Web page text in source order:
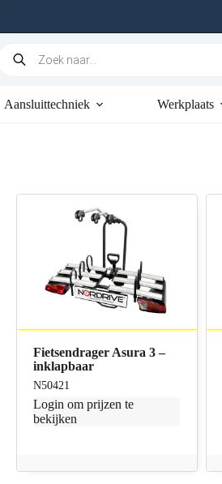
Aansluittechniek Werkplaats
Fietsendrager Asura 3 –
inklapbaar
N50421
Login om prijzen te
bekijken